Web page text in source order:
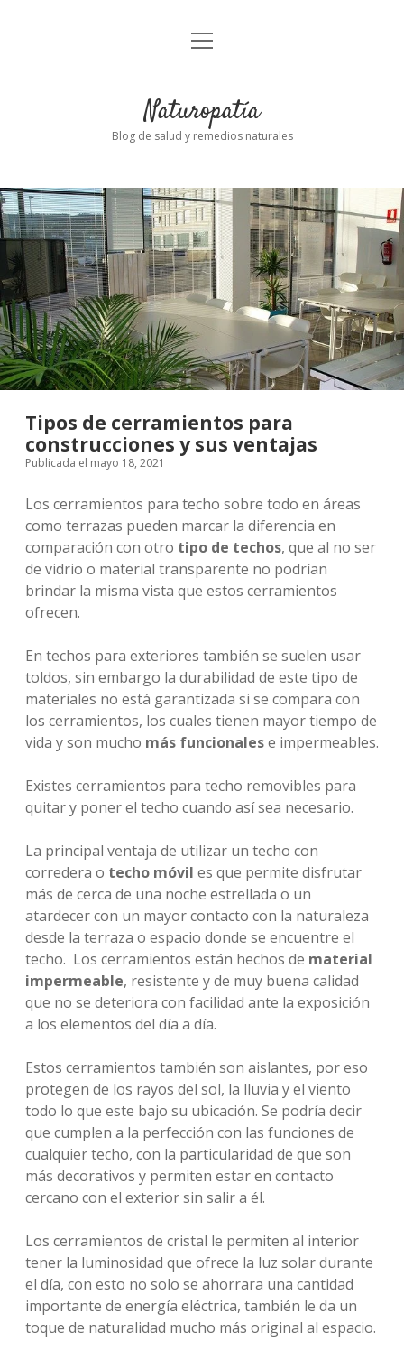
Inicio
abrir
Naturopatía
Blog de salud y remedios naturales
Tipos de cerramientos para
construcciones y sus ventajas
Publicada el mayo 18, 2021
Los cerramientos para techo sobre todo en áreas
como terrazas pueden marcar la diferencia en
comparación con otro tipo de techos, que al no ser
de vidrio o material transparente no podrían
brindar la misma vista que estos cerramientos
ofrecen.
En techos para exteriores también se suelen usar
toldos, sin embargo la durabilidad de este tipo de
materiales no está garantizada si se compara con
los cerramientos, los cuales tienen mayor tiempo de
vida y son mucho más funcionalese impermeables.
Existes cerramientos para techo removibles para
quitar y poner el techo cuando así sea necesario.
La principal ventaja de utilizar un techo con
corredera o techo móvil es que permite disfrutar
más de cerca de una noche estrellada o un
atardecer con un mayor contacto con la naturaleza
desde la terraza o espacio donde se encuentre el
techo. Los cerramientos están hechos de material
impermeable, resistente y de muy buena calidad
que no se deteriora con facilidad ante la exposición
a los elementos del día a día.
Estos cerramientos también son aislantes, por eso
protegen de los rayos del sol, la lluvia y el viento
todo lo que este bajo su ubicación. Se podría decir
que cumplen a la perfección con las funciones de
cualquier techo, con la particularidad de que son
más decorativos y permiten estar en contacto
cercano con el exterior sin salir a él.
Los cerramientos de cristal le permiten al interior
tener la luminosidad que ofrece la luz solar durante
el día, con esto no solo se ahorrara una cantidad
importante de energía eléctrica, también le da un
toque de naturalidad mucho más original al espacio.